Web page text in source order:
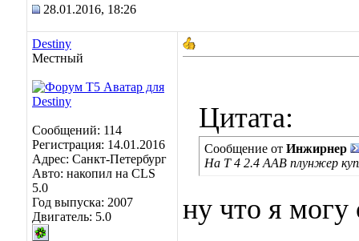
28.01.2016, 18:26
Destiny
Местный
Сообщений: 114
Регистрация: 14.01.2016
Адрес: Санкт-Петербург
Авто: накопил на CLS
5.0
Год выпуска: 2007
Двигатель: 5.0
Цитата:
Сообщение от Инжирнер
На Т 4 2.4 ААВ плунжер
ну что я могу